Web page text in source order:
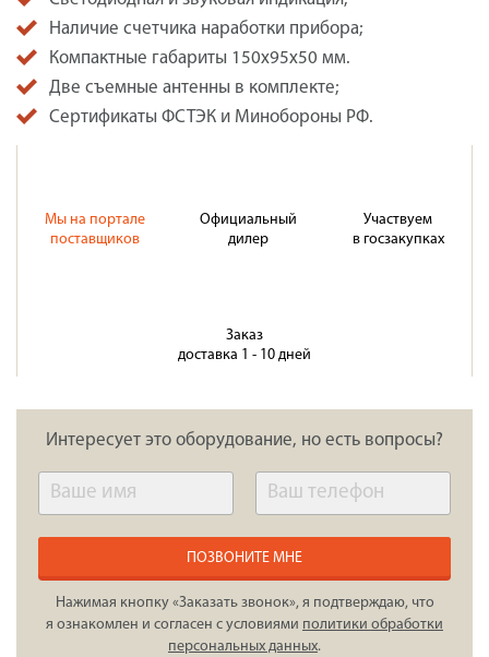
Наличие счетчика наработки прибора;
Компактные габариты 150x95x50 мм.
Две съемные антенны в комплекте;
Сертификаты ФСТЭК и Минобороны РФ.
Мы на портале
поставщиков
Официальный
дилер
Участвуем
в госзакупках
Заказ
доставка 1 - 10 дней
Интересует это оборудование, но есть вопросы?
ПОЗВОНИТЕ МНЕ
Нажимая кнопку «Заказать звонок», я подтверждаю, что
я ознакомлен и согласен с условиями политики обработки
персональных данных.